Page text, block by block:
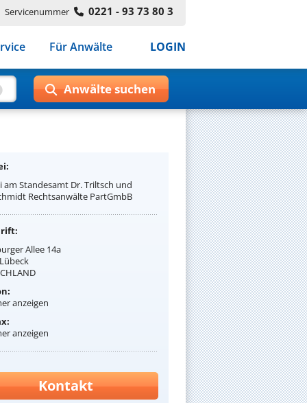
Servicenummer 0221 - 93 73 80 3
Für Anwälte LOGIN
am Standesamt Dr. Triltsch und
Rechtsanwälte PartGmbB
Allee 14a
anzeigen
anzeigen
Kontakt